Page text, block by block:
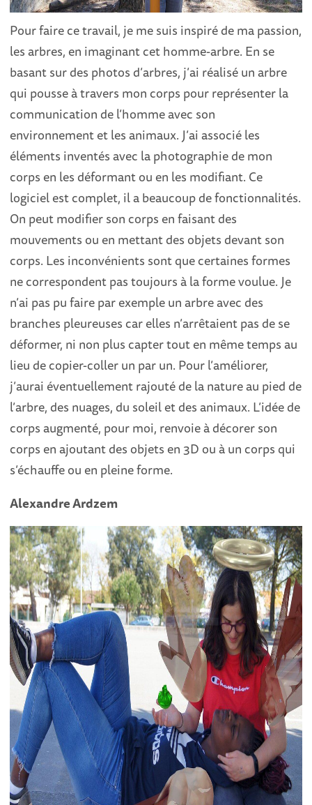
Pour faire ce travail, je me suis inspiré de ma passion,
les arbres, en imaginant cet homme-arbre. En se
basant sur des photos d’arbres, j’ai réalisé un arbre
qui pousse à travers mon corps pour représenter la
communication de l’homme avec son
environnement et les animaux. J’ai associé les
éléments inventés avec la photographie de mon
corps en les déformant ou en les modifiant. Ce
logiciel est complet, il a beaucoup de fonctionnalités.
On peut modifier son corps en faisant des
mouvements ou en mettant des objets devant son
corps. Les inconvénients sont que certaines formes
ne correspondent pas toujours à la forme voulue. Je
n’ai pas pu faire par exemple un arbre avec des
branches pleureuses car elles n’arrêtaient pas de se
déformer, ni non plus capter tout en même temps au
lieu de copier-coller un par un. Pour l’améliorer,
j’aurai éventuellement rajouté de la nature au pied de
l’arbre, des nuages, du soleil et des animaux. L’idée de
corps augmenté, pour moi, renvoie à décorer son
corps en ajoutant des objets en 3D ou à un corps qui
s’échauffe ou en pleine forme.
Alexandre Ardzem